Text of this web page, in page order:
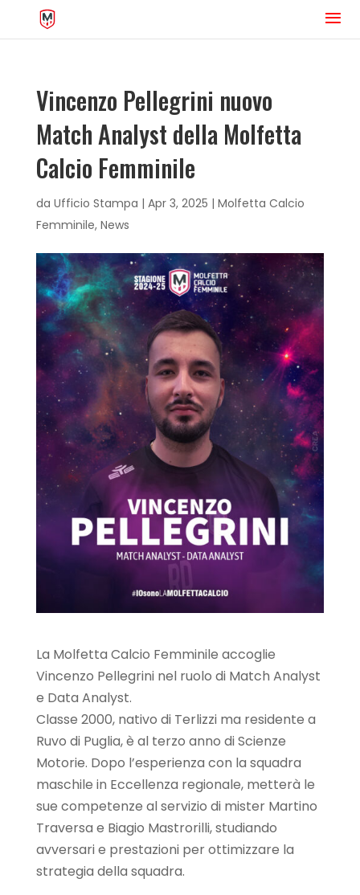
Vincenzo Pellegrini nuovo
Match Analyst della Molfetta
Calcio Femminile
da Ufficio Stampa | Apr 3, 2025 | Molfetta Calcio
Femminile, News
La Molfetta Calcio Femminile accoglie
Vincenzo Pellegrini nel ruolo di Match Analyst
e Data Analyst.
Classe 2000, nativo di Terlizzi ma residente a
Ruvo di Puglia, è al terzo anno di Scienze
Motorie. Dopo l’esperienza con la squadra
maschile in Eccellenza regionale, metterà le
sue competenze al servizio di mister Martino
Traversa e Biagio Mastrorilli, studiando
avversari e prestazioni per ottimizzare la
strategia della squadra.